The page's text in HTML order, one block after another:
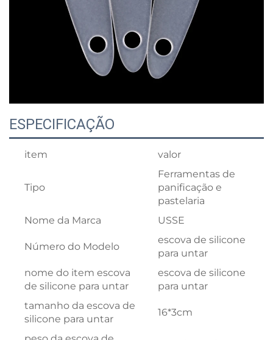
ESPECIFICAÇÃO
item valor
Tipo
Ferramentas de
panificação e
pastelaria
Nome da Marca
USSE
Número do Modelo
escova de silicone
para untar
nome do item escova
de silicone para untar
escova de silicone
para untar
tamanho da escova de
silicone para untar
16*3cm